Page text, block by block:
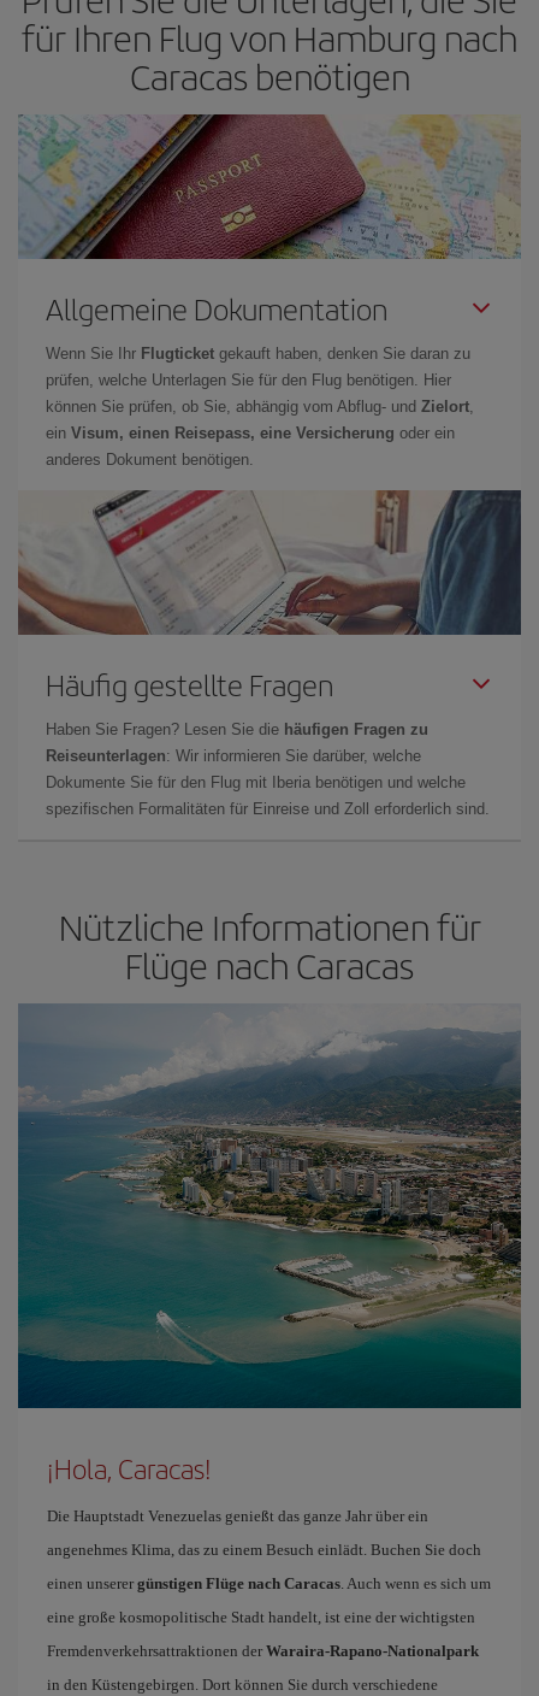
für Ihren Flug von Hamburg nach
Caracas benötigen
Allgemeine Dokumentation
Wenn Sie Ihr Flugticket gekauft haben, denken Sie daran zu
prüfen, welche Unterlagen Sie für den Flug benötigen. Hier
können Sie prüfen, ob Sie, abhängig vom Abflug- und Zielort,
ein Visum, einen Reisepass, eine Versicherung oder ein
anderes Dokument benötigen.
Häufig gestellte Fragen
Haben Sie Fragen? Lesen Sie die häufigen Fragen zu
Reiseunterlagen: Wir informieren Sie darüber, welche
Dokumente Sie für den Flug mit Iberia benötigen und welche
spezifischen Formalitäten für Einreise und Zoll erforderlich sind.
Nützliche Informationen für
Flüge nach Caracas
¡Hola, Caracas!
Die Hauptstadt Venezuelas genießt das ganze Jahr über ein
angenehmes Klima, das zu einem Besuch einlädt. Buchen Sie doch
einen unserer günstigen Flüge nach Caracas. Auch wenn es sich um
eine große kosmopolitische Stadt handelt, ist eine der wichtigsten
Fremdenverkehrsattraktionen der Waraira-Rapano-Nationalpark
in den Küstengebirgen. Dort können Sie durch verschiedene